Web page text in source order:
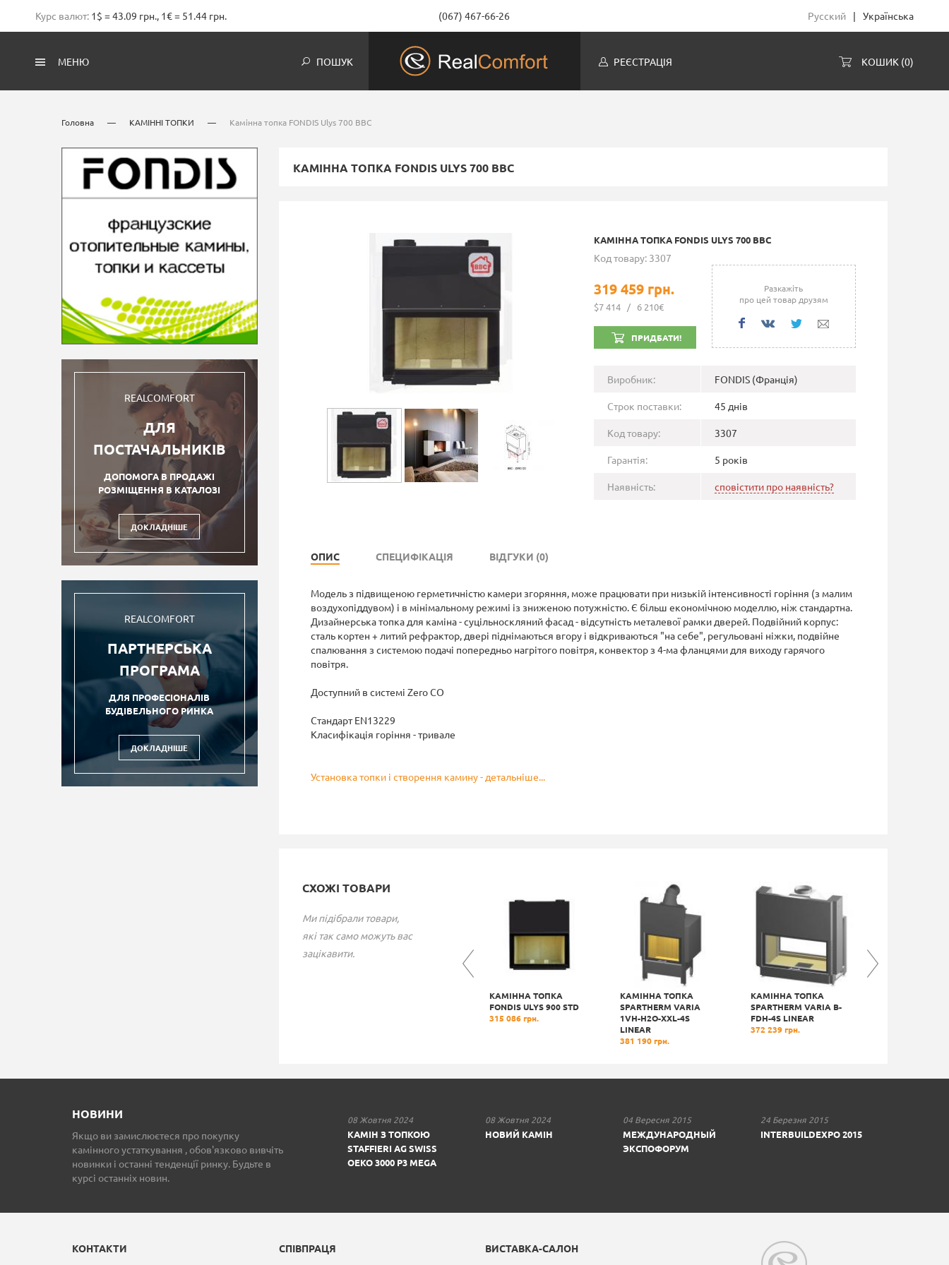
Курс валют: 1$ = 43.09 грн., 1€ = 51.44 грн. (067) 467-66-26 Русский | Українська
МЕНЮ ПОШУК РЕЄСТРАЦІЯ КОШИК (0)
Головна — КАМІННІ ТОПКИ — Камінна топка FONDIS Ulys 700 BBC
REALCOMFORT
ДЛЯ
ПОСТАЧАЛЬНИКІВ
ДОПОМОГА В ПРОДАЖІ
РОЗМІЩЕННЯ В КАТАЛОЗІ
ДОКЛАДНІШЕ
REALCOMFORT
ПАРТНЕРСЬКА
ПРОГРАМА
ДЛЯ ПРОФЕСІОНАЛІВ
БУДІВЕЛЬНОГО РИНКА
ДОКЛАДНІШЕ
КАМІННА ТОПКА FONDIS ULYS 700 BBC
КАМІННА ТОПКА FONDIS ULYS 700 BBC
Код товару: 3307
319 459 грн.
$7 414 / 6 210€
ПРИДБАТИ!
Разкажіть
про цей товар друзям
Виробник: FONDIS (Франція)
Строк поставки: 45 днів
Код товару: 3307
Гарантія: 5 років
Наявність: сповістити про наявність?
ОПИС СПЕЦИФІКАЦІЯ ВІДГУКИ (0)
Модель з підвищеною герметичністю камери згоряння, може працювати при низькій інтенсивності горіння (з малим
воздухопіддувом) і в мінімальному режимі із зниженою потужністю. Є більш економічною моделлю, ніж стандартна.
Дизайнерська топка для каміна - суцільноскляний фасад - відсутність металевої рамки дверей. Подвійний корпус:
сталь кортен + литий рефрактор, двері піднімаються вгору і відкриваються "на себе", регульовані ніжки, подвійне
спалювання з системою подачі попередньо нагрітого повітря, конвектор з 4-ма фланцями для виходу гарячого
повітря.
Доступний в системі Zero CO
Стандарт EN13229
Класифікація горіння - тривале
Установка топки і створення камину - детальніше...
СХОЖІ ТОВАРИ
Ми підібрали товари,
які так само можуть вас
зацікавити.
КАМІННА ТОПКА
FONDIS ULYS 900 STD
315 086 грн.
КАМІННА ТОПКА
SPARTHERM VARIA
1VH-H2O-XXL-4S
LINEAR
381 190 грн.
КАМІННА ТОПКА
SPARTHERM VARIA B-
FDH-4S LINEAR
372 239 грн.
НОВИНИ
Якщо ви замислюєтеся про покупку
камінного устаткування , обов'язково вивчіть
новинки і останні тенденції ринку. Будьте в
курсі останніх новин.
08 Жовтня 2024
КАМІН З ТОПКОЮ
STAFFIERI AG SWISS
OEKO 3000 P3 MEGA
08 Жовтня 2024
НОВИЙ КАМІН
04 Вересня 2015
МЕЖДУНАРОДНЫЙ
ЭКСПОФОРУМ
24 Березня 2015
INTERBUILDEXPO 2015
КОНТАКТИ СПІВПРАЦЯ ВИСТАВКА-САЛОН